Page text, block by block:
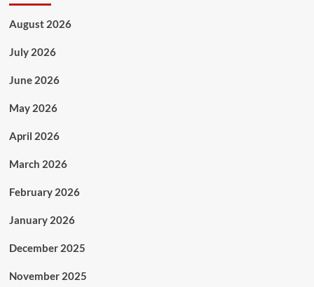
August 2026
July 2026
June 2026
May 2026
April 2026
March 2026
February 2026
January 2026
December 2025
November 2025